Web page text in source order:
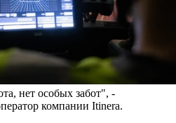
нет особых забот", -
компании Itinera.